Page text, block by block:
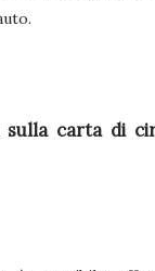
sulla carta di